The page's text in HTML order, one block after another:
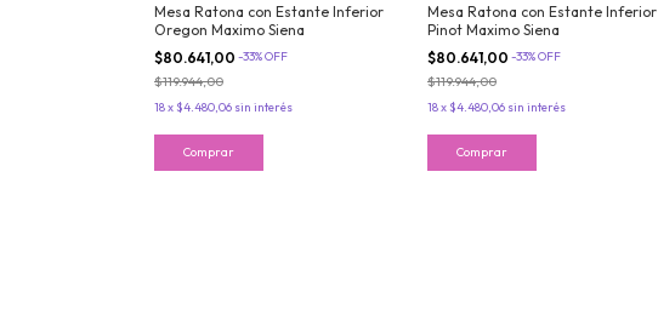
Mesa Ratona con Estante Inferior
Oregon Maximo Siena
$80.641,00 -33%OFF
$119.944,00
18x $4.480,06 sin interés
Mesa Ratona con Estante Inferior
Pinot Maximo Siena
$80.641,00 -33%OFF
$119.944,00
18x $4.480,06 sin interés